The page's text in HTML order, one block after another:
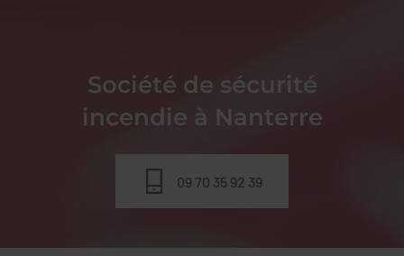
09 70 35 92 39
Société de sécurité
incendie à Nanterre